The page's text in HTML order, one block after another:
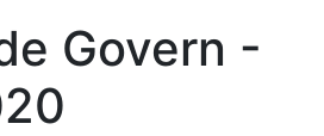
Govern -